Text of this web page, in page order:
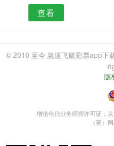
查看
© 2010 至今 急速飞艇彩票app下
版
增值电信业务经营许可证：京
（署）